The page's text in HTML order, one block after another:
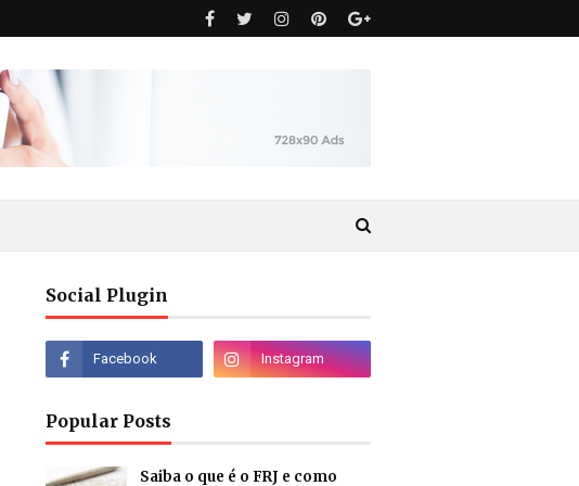
Social Plugin
Popular Posts
Saiba o que é o FRJ e como